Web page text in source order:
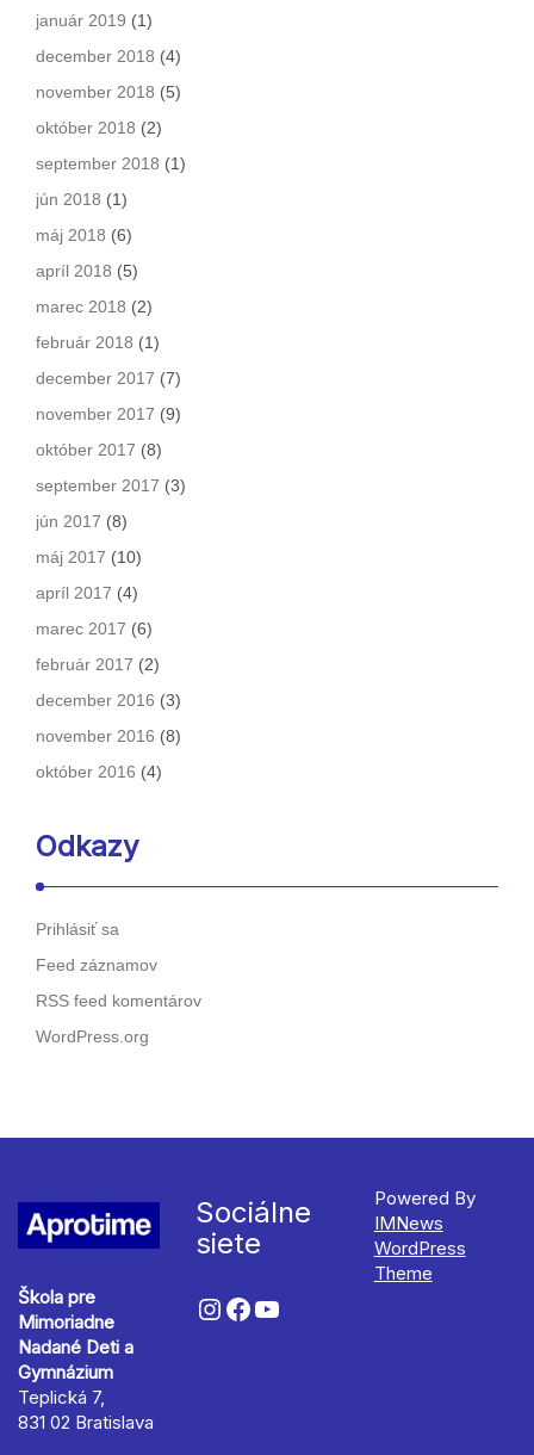
január 2019 (1)
december 2018 (4)
november 2018 (5)
október 2018 (2)
september 2018 (1)
jún 2018 (1)
máj 2018 (6)
apríl 2018 (5)
marec 2018 (2)
február 2018 (1)
december 2017 (7)
november 2017 (9)
október 2017 (8)
september 2017 (3)
jún 2017 (8)
máj 2017 (10)
apríl 2017 (4)
marec 2017 (6)
február 2017 (2)
december 2016 (3)
november 2016 (8)
október 2016 (4)
Odkazy
Prihlásiť sa
Feed záznamov
RSS feed komentárov
WordPress.org
Škola pre
Mimoriadne
Nadané Deti a
Gymnázium
Teplická 7,
831 02 Bratislava
Sociálne
siete
Powered By
IMNews
WordPress
Theme